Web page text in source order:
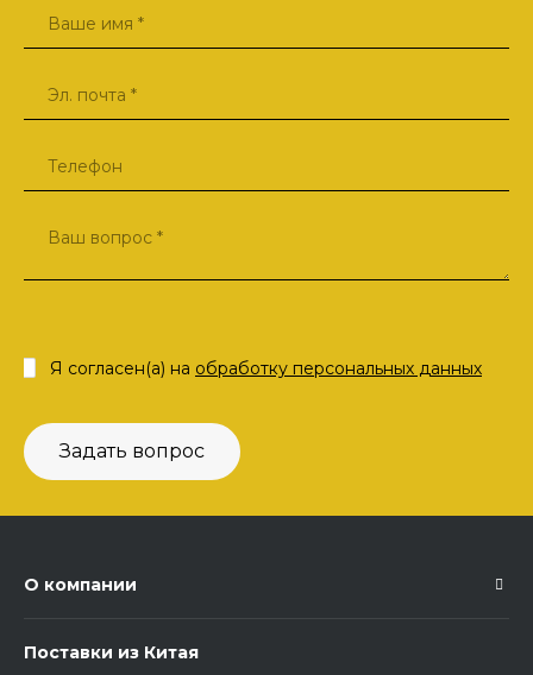
Задать вопрос
Я согласен(а) на обработку персональных данных
О компании
Поставки из Китая